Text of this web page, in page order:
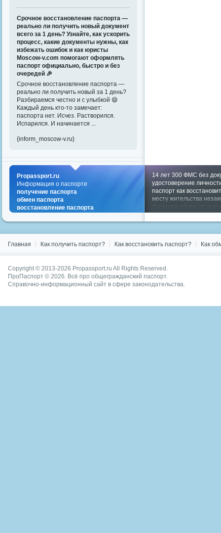
Срочное восстановление паспорта —
реально ли получить новый документ
всего за 1 день? Узнайте, как ускорить
процесс, какие документы нужны, как
избежать ошибок и как юристы
Moscow-v.com помогают оформлять
паспорт официально, быстро и без
очередей 🎉
Срочное восстановление паспорта —
реально ли получить новый за 1 день?
Разбираемся честно и с улыбкой 😄
Каждый день кто-то замечает:
паспорта нет. Исчез. Растворился.
Испарился. И начинается ...
{inform_moscow-v.ru}
14 лет 300 ФМС без
удостоверение
паспорт как
месту жительства
паспорт
получить паспорт
Propassport.ru
Информация о паспорте
получение паспорта
обмен паспорта
восстановление паспорта
Главная Как получить паспорт? Как восстановить паспорт? Как
Copyright © 2013-2026 Propassport.ru All Rights Reserved.
ПроПаспорт © 2026. Всё про общегражданский паспорт.
Справочно-информационный сайт в сфере законодательства.